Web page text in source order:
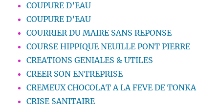
COUPURE D’EAU
COUPURE D’EAU
COURRIER DU MAIRE SANS REPONSE
COURSE HIPPIQUE NEUILLE PONT PIERRE
CREATIONS GENIALES & UTILES
CREER SON ENTREPRISE
CREMEUX CHOCOLAT A LA FEVE DE TONKA
CRISE SANITAIRE